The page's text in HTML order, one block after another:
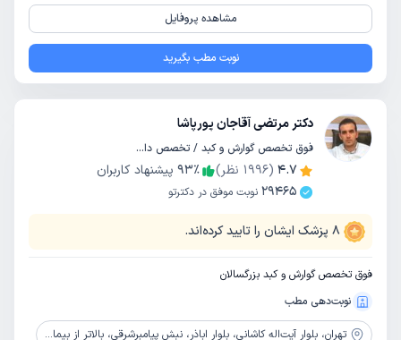
مشاهده پروفایل
نوبت مطب بگیرید
دکتر مرتضی آقاجان پورپاشا
فوق تخصص گوارش و کبد / تخصص داخلی
4.7
(
1996 نظر) 93٪
پیشنهاد کاربران
29465 نوبت موفق در دکترتو
8 پزشک ایشان را تایید کرده‌اند.
فوق تخصص گوارش و کبد بزرگسالان
نوبت‌دهی مطب
تهران، بلوار آیت‌اله کاشانی، بلوار اباذر، نبش پیامبرشرقی، بالاتر از بیمارستان پیامبر نرسیده به حکیم، ساختمان آریا، واحد 501